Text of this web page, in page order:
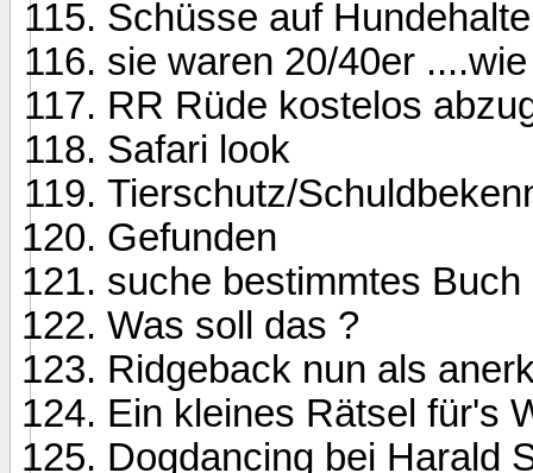
Schüsse auf
sie waren 20/40er
RR Rüde kostelos
Safari look
Tierschutz/
Gefunden
suche bestimmtes Buch
Was soll das ?
Ridgeback nun als
Ein kleines Rätsel für's
Dogdancing bei Harald